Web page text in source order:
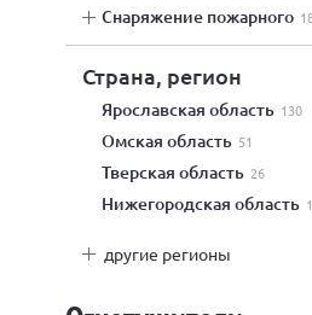
снаряжение пожарного
Страна, регион
Ярославская область 130
Омская область 51
Тверская область 26
Нижегородская область
другие регионы